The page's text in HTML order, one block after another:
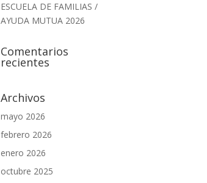
ESCUELA DE FAMILIAS /
AYUDA MUTUA 2026
Comentarios
recientes
Archivos
mayo 2026
febrero 2026
enero 2026
octubre 2025